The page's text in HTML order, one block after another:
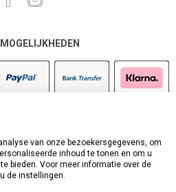
van onze bezoekersgegevens, om
inhoud te tonen en om u
bieden. Voor meer informatie over de
de instellingen.